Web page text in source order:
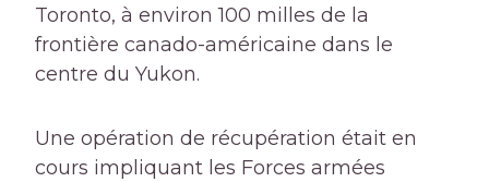
Toronto, à environ 100 milles de la
frontière canado-américaine dans le
centre du Yukon.
Une opération de récupération était en
cours impliquant les Forces armées